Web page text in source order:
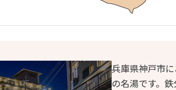
兵庫県神戸市
の名湯です。